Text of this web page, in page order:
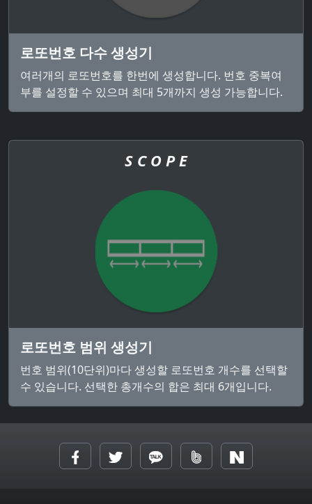
로또번호 다수 생성기
여러개의 로또번호를 한번에 생성합니다. 번호 중복여
부를 설정할 수 있으며 최대 5개까지 생성 가능합니다.
S C O P E
로또번호 범위 생성기
번호 범위(10단위)마다 생성할 로또번호 개수를 선택할
수 있습니다. 선택한 총개수의 합은 최대 6개입니다.